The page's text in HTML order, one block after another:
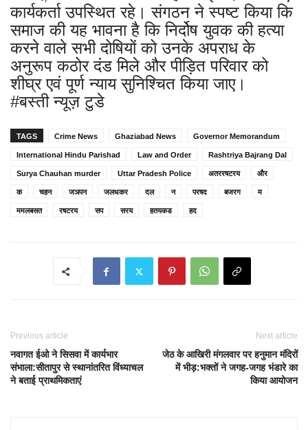
कार्यकर्ता उपस्थित रहे। संगठन ने स्पष्ट किया कि
समाज की यह भावना है कि निर्दोष युवक की हत्या
करने वाले सभी दोषियों को उनके अपराध के
अनुरूप कठोर दंड मिले और पीड़ित परिवार को
शीघ्र एवं पूर्ण न्याय सुनिश्चित किया जाए।
#बस्ती न्यूज़ टुडे
TAGS Crime News Ghaziabad News Governor Memorandum
International Hindu Parishad Law and Order Rashtriya Bajrang Dal
Surya Chauhan murder Uttar Pradesh Police अतररषटरय और
क चहन जञपन जलधकर दल न परषद बजरग म
ममलबसत रषटरय सप सरय हतयकड हद
Previous article
नवागत ईओ ने सिसवा में कार्यभार
संभाला:सीतापुर से स्थानांतरित विंध्याचल
ने बताई प्राथमिकताएं
Next article
जेठ के आखिरी मंगलवार पर हनुमान मंदिरों
में भीड़:भक्तों ने जगह-जगह भंडारे का
किया आयोजन